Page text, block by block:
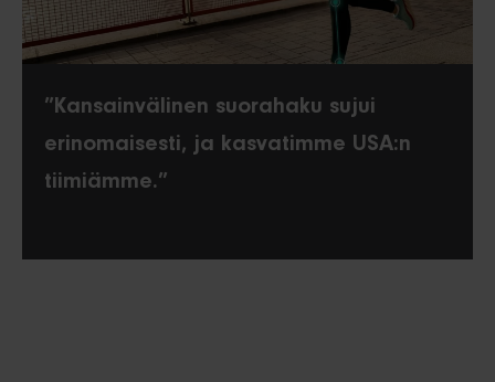
”Kansainvälinen suorahaku sujui
erinomaisesti, ja kasvatimme USA:n
tiimiämme.”